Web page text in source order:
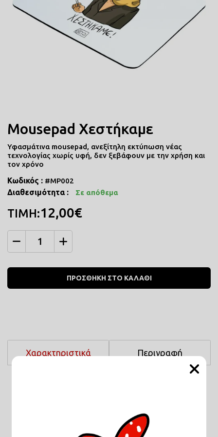
ΠΟΔΙΕΣ ΜΑΓΕΙΡΙΚΗΣ
ΤΕΤΡΑΔΙΑ
ΚΑΣΕΤΙΝΕΣ
Mousepad Χεστήκαμε
Υφασμάτινα mousepad, ανεξίτηλη εκτύπωση νέας
τεχνολογίας χωρίς υφή, δεν ξεβάφουν με την χρήση και
τον χρόνο
Κωδικός : #MP002
Διαθεσιμότητα : Σε απόθεμα
ΤΙΜΗ:12,00€
ΠΡΟΣΘΗΚΗ ΣΤΟ ΚΑΛΑΘΙ
Χαρακτηριστικά Περιγραφή
Σχετικά Προϊόντα